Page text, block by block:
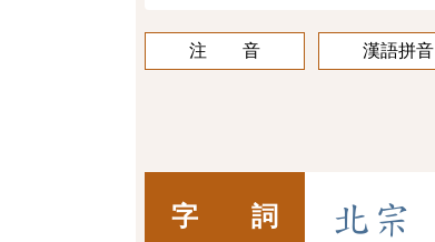
注 音 漢語拼音
字 詞 北 宗